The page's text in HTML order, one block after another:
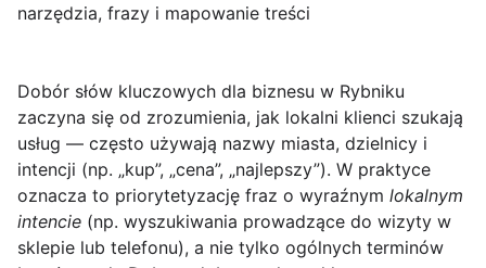
narzędzia, frazy i mapowanie treści
Dobór słów kluczowych dla biznesu w Rybniku
zaczyna się od zrozumienia, jak lokalni klienci szukają
usług — często używają nazwy miasta, dzielnicy i
intencji (np. „kup”, „cena”, „najlepszy”). W praktyce
oznacza to priorytetyzację fraz o wyraźnym lokalnym
intencie (np. wyszukiwania prowadzące do wizyty w
sklepie lub telefonu), a nie tylko ogólnych terminów